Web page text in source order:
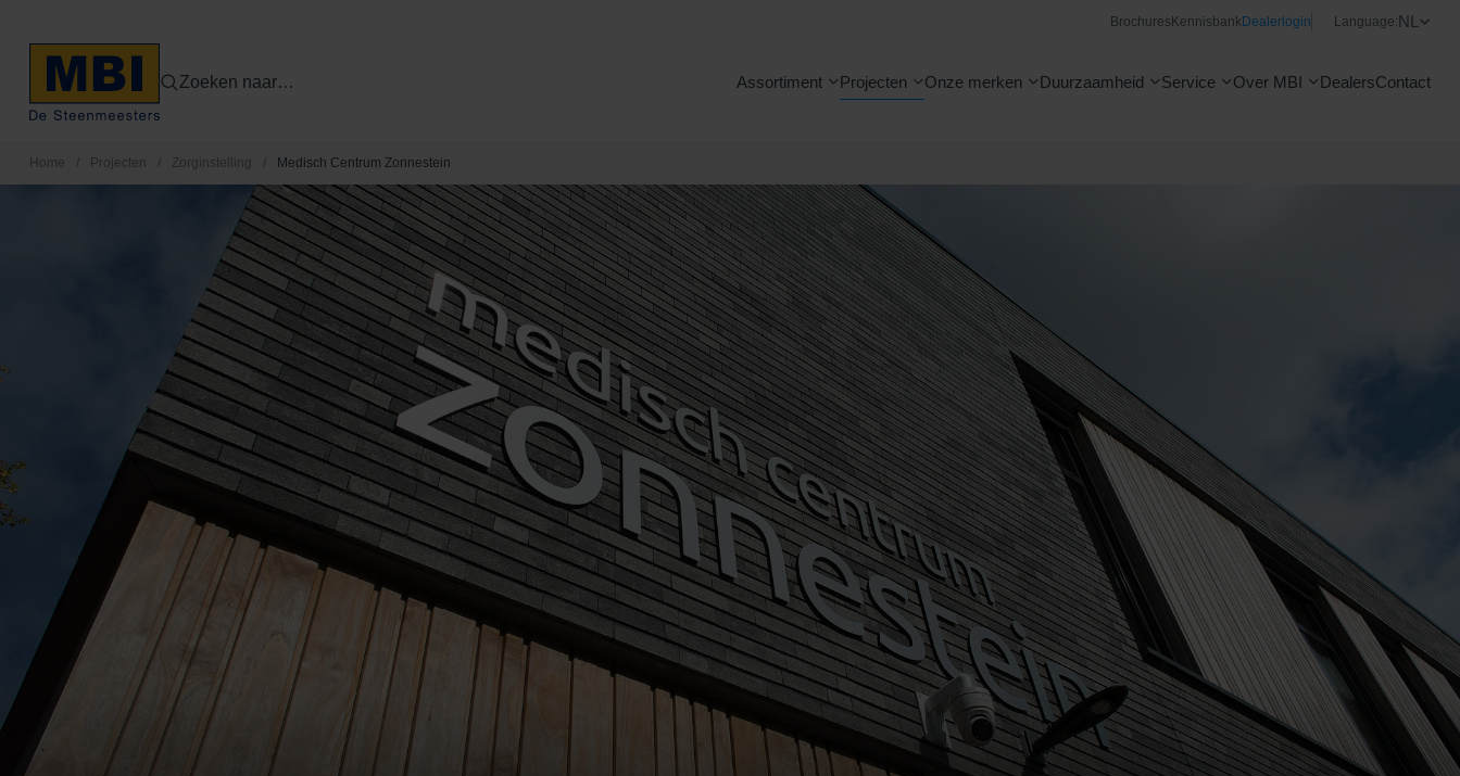
Brochures KennisbankDealerlogin Language:NL
Zoeken naar… Assortiment Projecten Onze merken Duurzaamheid Service Over MBI DealersContact
Home / Projecten / Zorginstelling / Medisch Centrum Zonnestein